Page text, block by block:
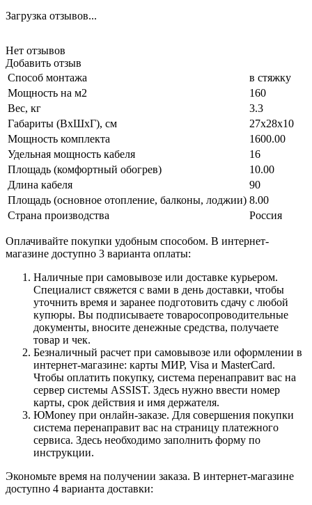
Загрузка отзывов...
Нет отзывов
Добавить отзыв
Способ монтажа
в стяжку
Мощность на м2
160
Вес, кг
3.3
Габариты (ВхШхГ), см
27x28x10
Мощность комплекта
1600.00
Удельная мощность кабеля
16
Площадь (комфортный обогрев)
10.00
Длина кабеля
90
Площадь (основное отопление, балконы, лоджии) 8.00
Страна производства
Россия
Оплачивайте покупки удобным способом. В интернет-
магазине доступно 3 варианта оплаты:
Наличные при самовывозе или доставке курьером.
Специалист свяжется с вами в день доставки, чтобы
уточнить время и заранее подготовить сдачу с любой
купюры. Вы подписываете товаросопроводительные
документы, вносите денежные средства, получаете
товар и чек.
Безналичный расчет при самовывозе или оформлении в
интернет-магазине: карты МИР, Visa и MasterCard.
Чтобы оплатить покупку, система перенаправит вас на
сервер системы ASSIST. Здесь нужно ввести номер
карты, срок действия и имя держателя.
ЮMoney при онлайн-заказе. Для совершения покупки
система перенаправит вас на страницу платежного
сервиса. Здесь необходимо заполнить форму по
инструкции.
Экономьте время на получении заказа. В интернет-магазине
доступно 4 варианта доставки: